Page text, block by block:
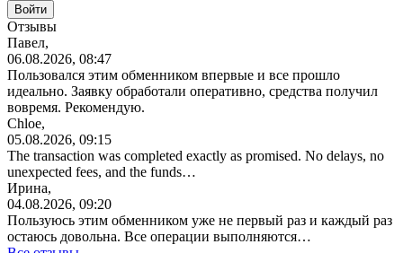
Отзывы
Павел,
06.08.2026, 08:47
Пользовался этим обменником впервые и все прошло
идеально. Заявку обработали оперативно, средства получил
вовремя. Рекомендую.
Chloe,
05.08.2026, 09:15
The transaction was completed exactly as promised. No delays, no
unexpected fees, and the funds…
Ирина,
04.08.2026, 09:20
Пользуюсь этим обменником уже не первый раз и каждый раз
остаюсь довольна. Все операции выполняются…